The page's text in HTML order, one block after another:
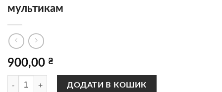
мультикам
900,00 ₴
Універсальна поясна сумка «Т1» нова мультикам кількість
ДОДАТИ В КОШИК